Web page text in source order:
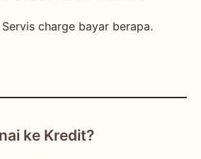
charge bayar berapa.
ke Kredit?